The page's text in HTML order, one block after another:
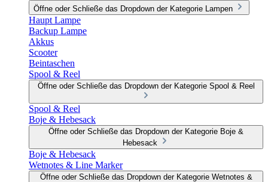
Öffne oder Schließe das Dropdown der Kategorie Lampen
Haupt Lampe
Backup Lampe
Akkus
Scooter
Beintaschen
Spool & Reel
Öffne oder Schließe das Dropdown der Kategorie Spool & Reel
Spool & Reel
Boje & Hebesack
Öffne oder Schließe das Dropdown der Kategorie Boje &
Hebesack
Boje & Hebesack
Wetnotes & Line Marker
Öffne oder Schließe das Dropdown der Kategorie Wetnotes &